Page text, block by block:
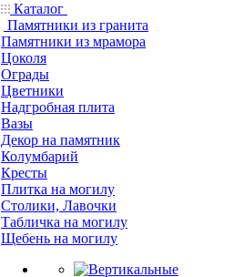
Каталог
Памятники из гранита
Памятники из мрамора
Цоколя
Ограды
Цветники
Надгробная плита
Вазы
Декор на памятник
Колумбарий
Кресты
Плитка на могилу
Столики, Лавочки
Табличка на могилу
Щебень на могилу